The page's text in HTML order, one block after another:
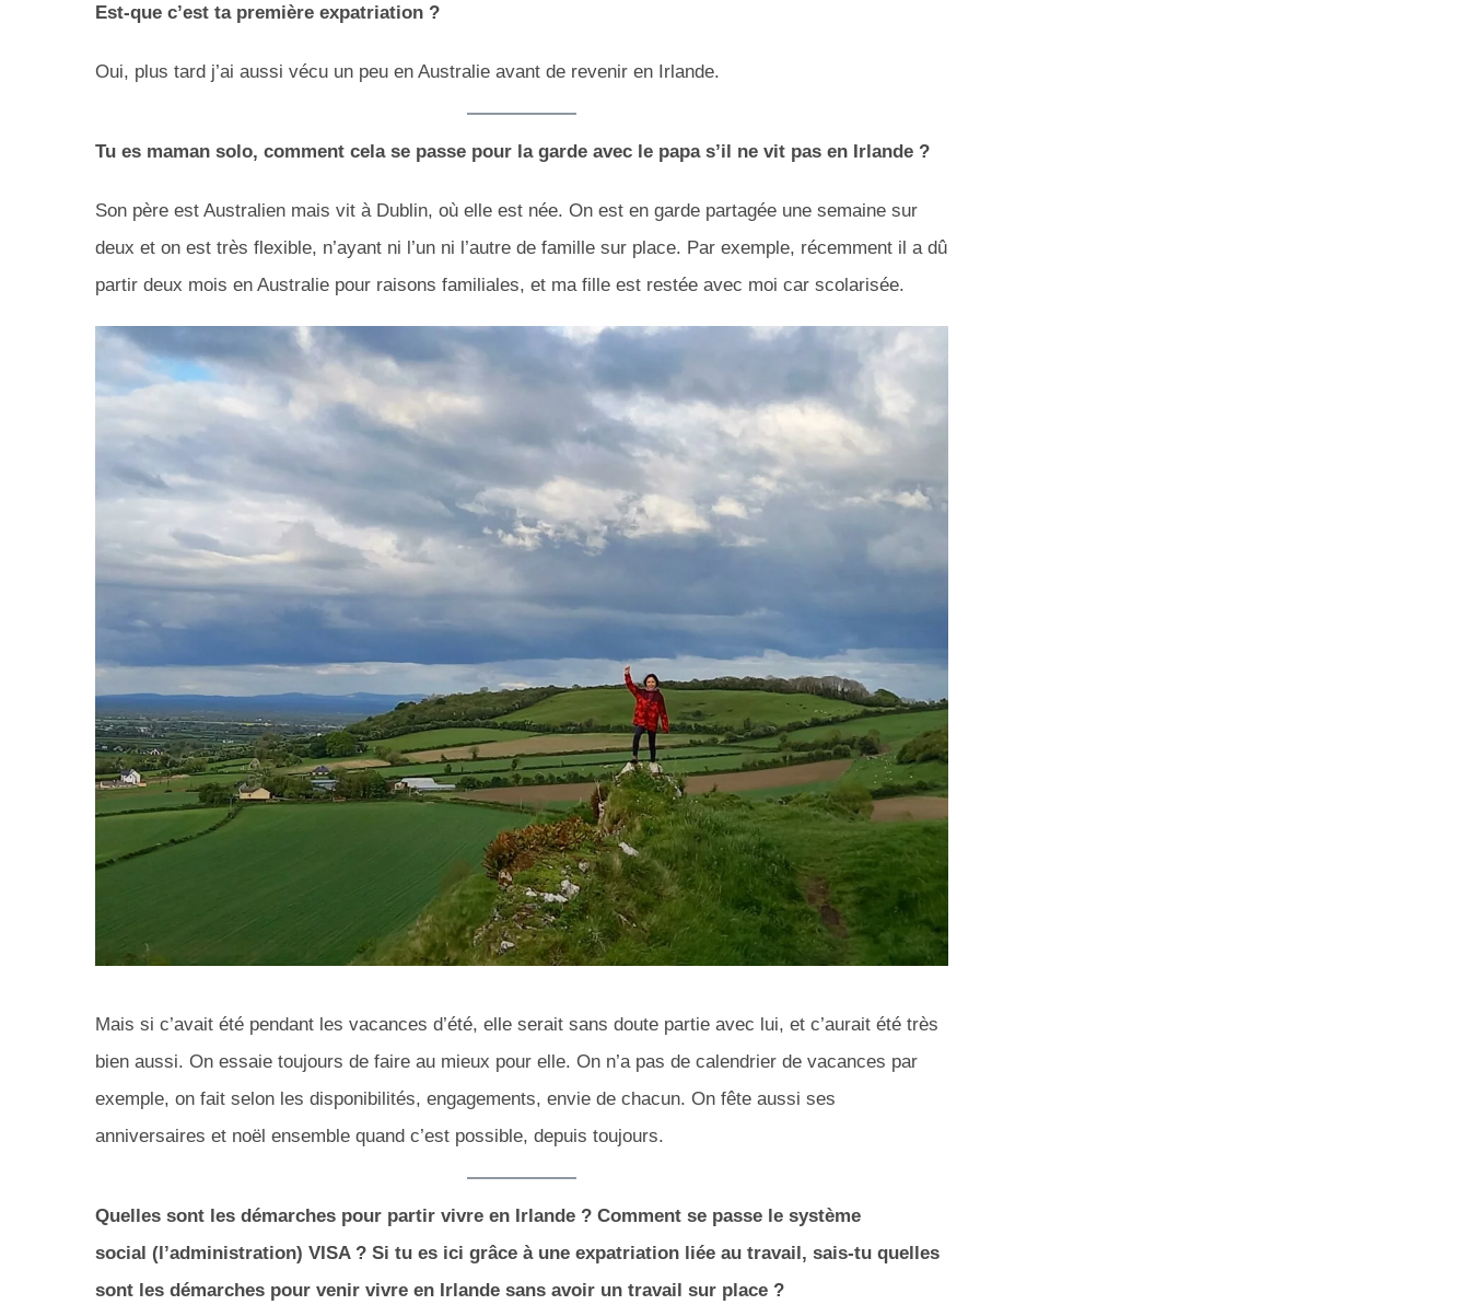
Est-que c’est ta première expatriation ?
Oui, plus tard j’ai aussi vécu un peu en Australie avant de revenir en Irlande.
Tu es maman solo, comment cela se passe pour la garde avec le papa s’il ne vit pas en Irlande ?
Son père est Australien mais vit à Dublin, où elle est née. On est en garde partagée une semaine sur
deux et on est très flexible, n’ayant ni l’un ni l’autre de famille sur place. Par exemple, récemment il a dû
partir deux mois en Australie pour raisons familiales, et ma fille est restée avec moi car scolarisée.
Mais si c’avait été pendant les vacances d’été, elle serait sans doute partie avec lui, et c’aurait été très
bien aussi. On essaie toujours de faire au mieux pour elle. On n’a pas de calendrier de vacances par
exemple, on fait selon les disponibilités, engagements, envie de chacun. On fête aussi ses
anniversaires et noël ensemble quand c’est possible, depuis toujours.
Quelles sont les démarches pour partir vivre en Irlande ? Comment se passe le système
social (l’administration) VISA ? Si tu es ici grâce à une expatriation liée au travail, sais-tu quelles
sont les démarches pour venir vivre en Irlande sans avoir un travail sur place ?